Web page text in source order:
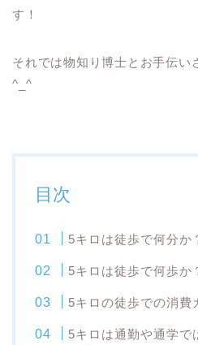
す！
それでは物知り博士とお手伝い
^_^
目次
5キロは徒歩で何分か
5キロは徒歩で何歩か
5キロの徒歩での消費
5キロは通勤や通学で